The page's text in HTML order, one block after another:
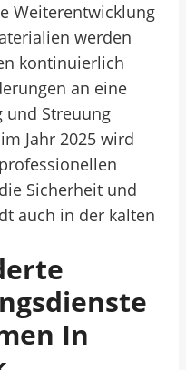
Weiterentwicklung
werden
kontinuierlich
an eine
und Streuung
Jahr 2025 wird
Sicherheit und
auch in der kalten
In